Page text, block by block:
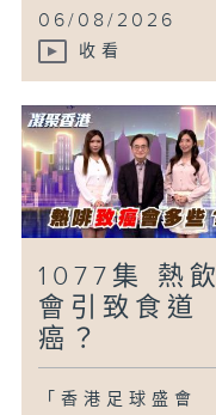
06/08/2026
收看
1077集 熱飲
會引致食道
癌？
「香港足球盛會